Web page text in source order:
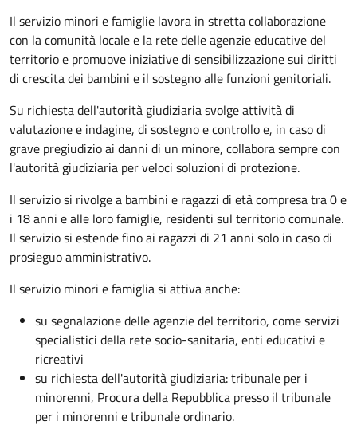
Il servizio minori e famiglie lavora in stretta collaborazione
con la comunità locale e la rete delle agenzie educative del
territorio e promuove iniziative di sensibilizzazione sui diritti
di crescita dei bambini e il sostegno alle funzioni genitoriali.
Su richiesta dell'autorità giudiziaria svolge attività di
valutazione e indagine, di sostegno e controllo e, in caso di
grave pregiudizio ai danni di un minore, collabora sempre con
l'autorità giudiziaria per veloci soluzioni di protezione.
Il servizio si rivolge a bambini e ragazzi di età compresa tra 0 e
i 18 anni e alle loro famiglie, residenti sul territorio comunale.
Il servizio si estende fino ai ragazzi di 21 anni solo in caso di
prosieguo amministrativo.
Il servizio minori e famiglia si attiva anche:
su segnalazione delle agenzie del territorio, come servizi
specialistici della rete socio-sanitaria, enti educativi e
ricreativi
su richiesta dell'autorità giudiziaria: tribunale per i
minorenni, Procura della Repubblica presso il tribunale
per i minorenni e tribunale ordinario.